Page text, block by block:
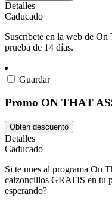
Detalles
Caducado
Suscribete en la web de
prueba de 14 días.
Guardar
Promo ON THAT
Obtén descuento
Detalles
Caducado
Si te unes al programa On
calzoncillos GRATIS en tu
esperando?